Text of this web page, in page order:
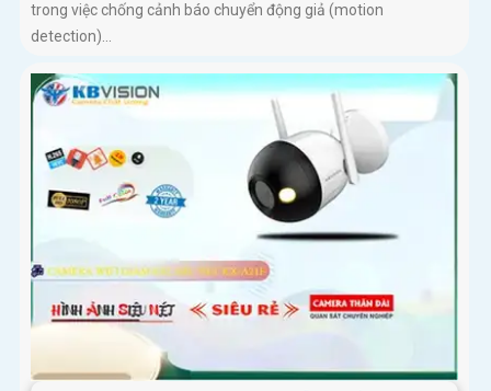
trong việc chống cảnh báo chuyển động giả (motion
detection)...